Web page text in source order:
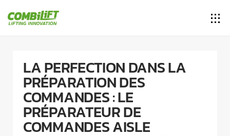
LA PERFECTION DANS LA
PRÉPARATION DES
COMMANDES : LE
PRÉPARATEUR DE
COMMANDES AISLE